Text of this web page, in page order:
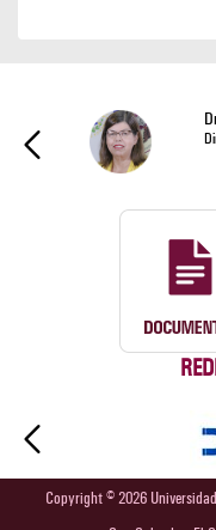
Copyright © 2026